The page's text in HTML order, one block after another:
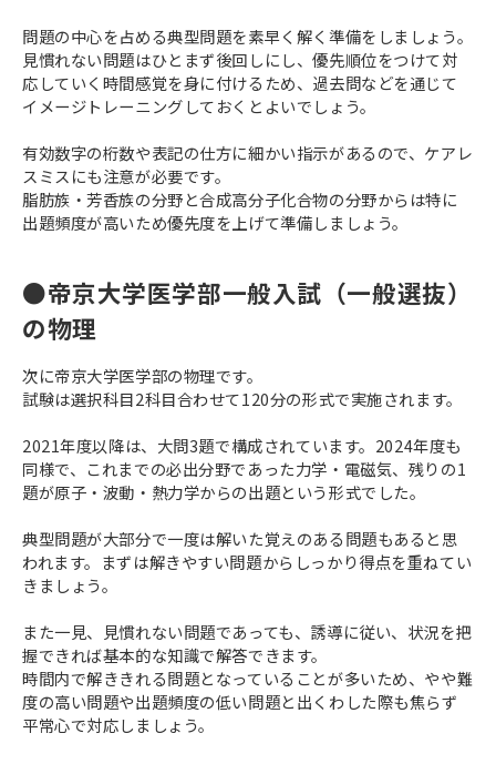
問題の中心を占める典型問題を素早く解く準備をしましょう。
見慣れない問題はひとまず後回しにし、優先順位をつけて対
応していく時間感覚を身に付けるため、過去問などを通じて
イメージトレーニングしておくとよいでしょう。
有効数字の桁数や表記の仕方に細かい指示があるので、ケアレ
スミスにも注意が必要です。
脂肪族・芳香族の分野と合成高分子化合物の分野からは特に
出題頻度が高いため優先度を上げて準備しましょう。
●帝京大学医学部一般入試（一般選抜）
の物理
次に帝京大学医学部の物理です。
試験は選択科目2科目合わせて120分の形式で実施されます。
2021年度以降は、大問3題で構成されています。2024年度も
同様で、これまでの必出分野であった力学・電磁気、残りの1
題が原子・波動・熱力学からの出題という形式でした。
典型問題が大部分で一度は解いた覚えのある問題もあると思
われます。まずは解きやすい問題からしっかり得点を重ねてい
きましょう。
また一見、見慣れない問題であっても、誘導に従い、状況を把
握できれば基本的な知識で解答できます。
時間内で解ききれる問題となっていることが多いため、やや難
度の高い問題や出題頻度の低い問題と出くわした際も焦らず
平常心で対応しましょう。